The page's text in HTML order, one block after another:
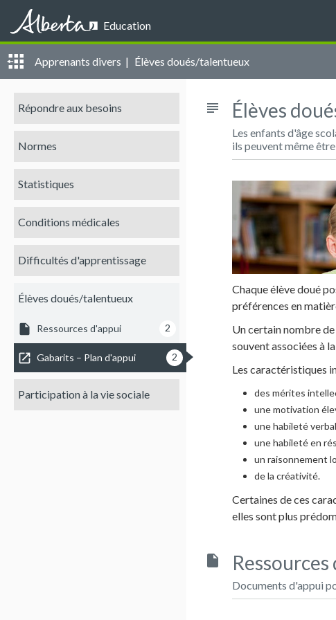
Alberta
Education
Apprenants divers | Élèves doués/talentueux
Répondre aux besoins
Normes
Statistiques
Conditions médicales
Difficultés d'apprentissage
Élèves doués/talentueux
insert_drive_file Ressources d'appui 2
open_in_new Gabarits – Plan d'appui 2
Participation à la vie sociale
subject Élèves
Les enfants d'âge
ils peuvent même
Chaque élève doué
préférences en
Un certain nombre
souvent associées à
Les caractéristiques
des mérites
une motivation
une habileté
une habileté en
un raisonnement
de la créativité.
Certaines de ces
elles sont plus
insert_drive_file Ressources
Documents d'appui